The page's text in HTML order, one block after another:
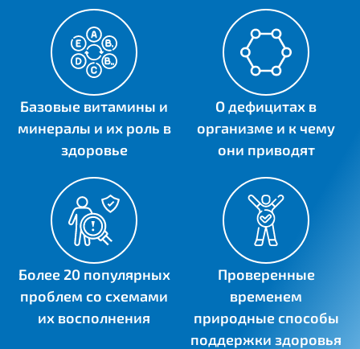
Базовые витамины и
минералы и их роль в
здоровье
О дефицитах в
организме и к чему
они приводят
Более 20 популярных
проблем со схемами
их восполнения
Проверенные
временем
природные способы
поддержки здоровья